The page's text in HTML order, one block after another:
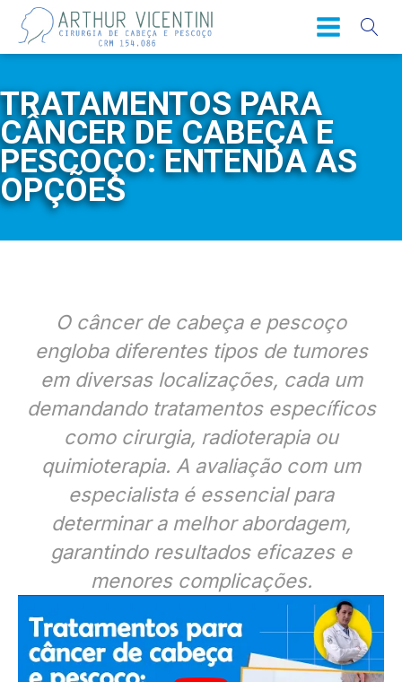
TRATAMENTOS PARA
CÂNCER DE CABEÇA E
PESCOÇO: ENTENDA AS
OPÇÕES
O câncer de cabeça e pescoço
engloba diferentes tipos de tumores
em diversas localizações, cada um
demandando tratamentos específicos
como cirurgia, radioterapia ou
quimioterapia. A avaliação com um
especialista é essencial para
determinar a melhor abordagem,
garantindo resultados eficazes e
menores complicações.